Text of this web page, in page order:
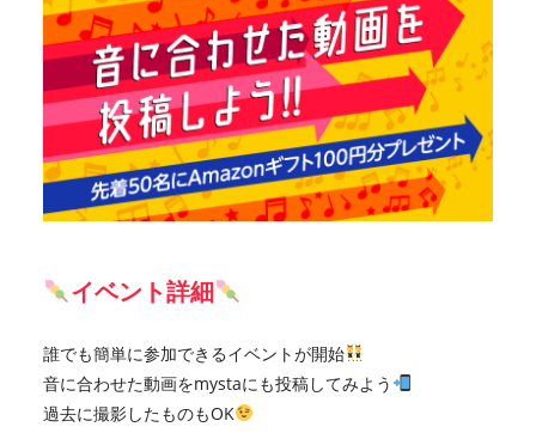
イベント詳細
誰でも簡単に参加できるイベントが開始
音に合わせた動画をmystaにも投稿してみよう
過去に撮影したものもOK